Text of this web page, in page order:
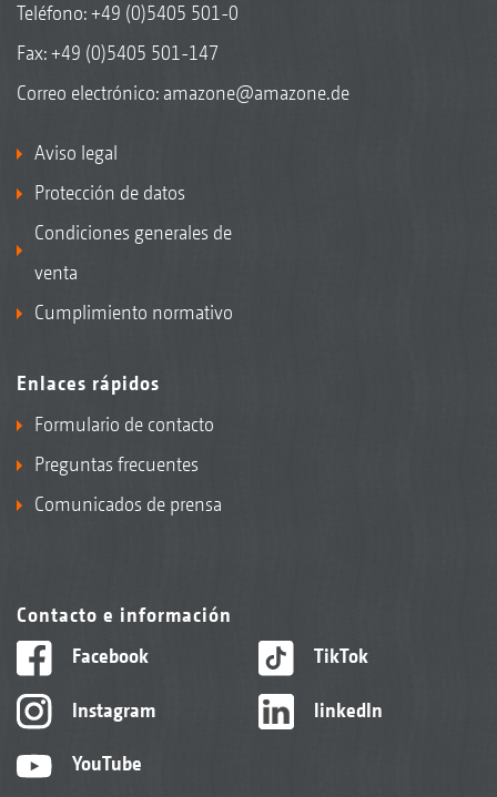
Teléfono:+49 (0)5405 501-0
Fax: +49 (0)5405 501-147
Correo electrónico: amazone@amazone.de
Aviso legal
Protección de datos
Condiciones generales de
venta
Cumplimiento normativo
Enlaces rápidos
Formulario de contacto
Preguntas frecuentes
Comunicados de prensa
Contacto e información
Facebook
Instagram
YouTube
TikTok
linkedIn